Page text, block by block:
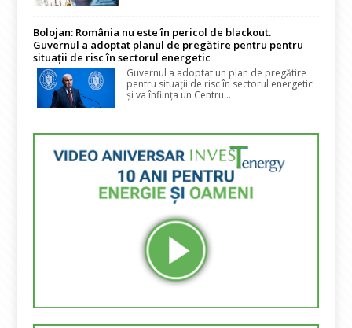
Bolojan: România nu este în pericol de blackout.
Guvernul a adoptat planul de pregătire pentru pentru
situații de risc în sectorul energetic
Guvernul a adoptat un plan de pregătire
pentru situații de risc în sectorul energetic
și va înființa un Centru...